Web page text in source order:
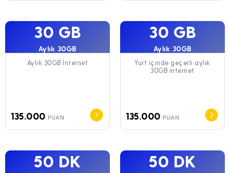
30 GB
Aylık 30GB
Aylık 30GB İnternet
135.000 PUAN
30 GB
Aylık 30GB
Yurt içinde geçerli aylık
30GB internet
135.000 PUAN
50 DK 50 DK